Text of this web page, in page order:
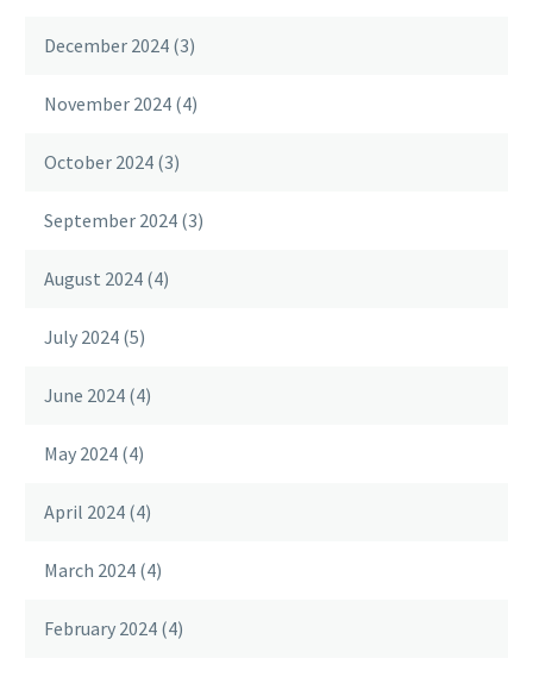
December 2024 (3)
November 2024 (4)
October 2024 (3)
September 2024 (3)
August 2024 (4)
July 2024 (5)
June 2024 (4)
May 2024 (4)
April 2024 (4)
March 2024 (4)
February 2024 (4)